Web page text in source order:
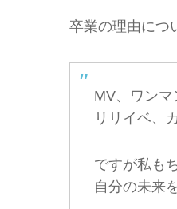
卒業の理由につ
MV、ワン
リリイベ、
ですが私も
自分の未来